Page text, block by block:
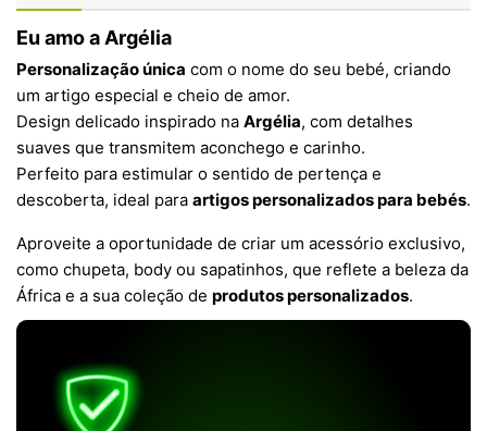
Eu amo a Argélia
Personalização única com o nome do seu bebé, criando
um artigo especial e cheio de amor.
Design delicado inspirado na Argélia, com detalhes
suaves que transmitem aconchego e carinho.
Perfeito para estimular o sentido de pertença e
descoberta, ideal para artigos personalizados para bebés.
Aproveite a oportunidade de criar um acessório exclusivo,
como chupeta, body ou sapatinhos, que reflete a beleza da
África e a sua coleção de produtos personalizados.